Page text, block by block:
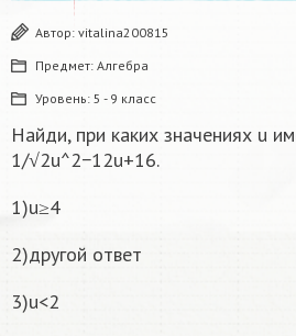
Автор: vitalina200815
Предмет: Алгебра
Уровень: 5 - 9 класс
Найди, при каких значениях u
1/√2u^2−12u+16.
1)u≥4
2)другой ответ
3)u<2